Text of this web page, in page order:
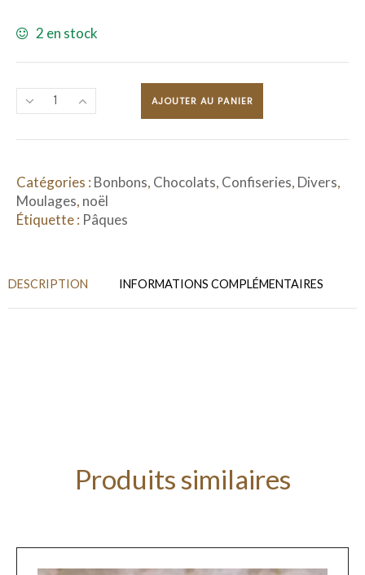
2 en stock
AJOUTER AU PANIER
Catégories : Bonbons, Chocolats, Confiseries, Divers,
Moulages, noël
Étiquette : Pâques
DESCRIPTION INFORMATIONS COMPLÉMENTAIRES
Produits similaires